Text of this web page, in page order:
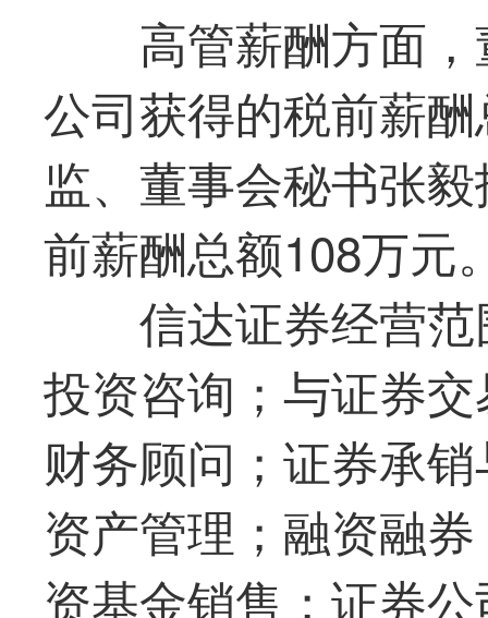
高管薪酬方面
公司获得的税前薪
监、董事会秘书张
前薪酬总额108万元
信达证券经营
投资咨询；与证券
财务顾问；证券承
资产管理；融资融
资基金销售；证券